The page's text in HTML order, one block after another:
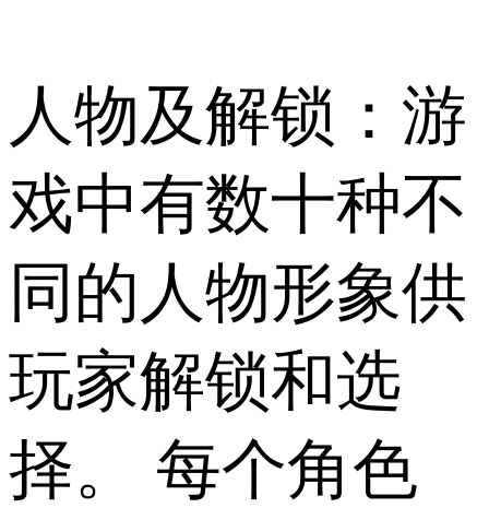
人物及解锁：游
戏中有数十种不
同的人物形象供
玩家解锁和选
择。 每个角色